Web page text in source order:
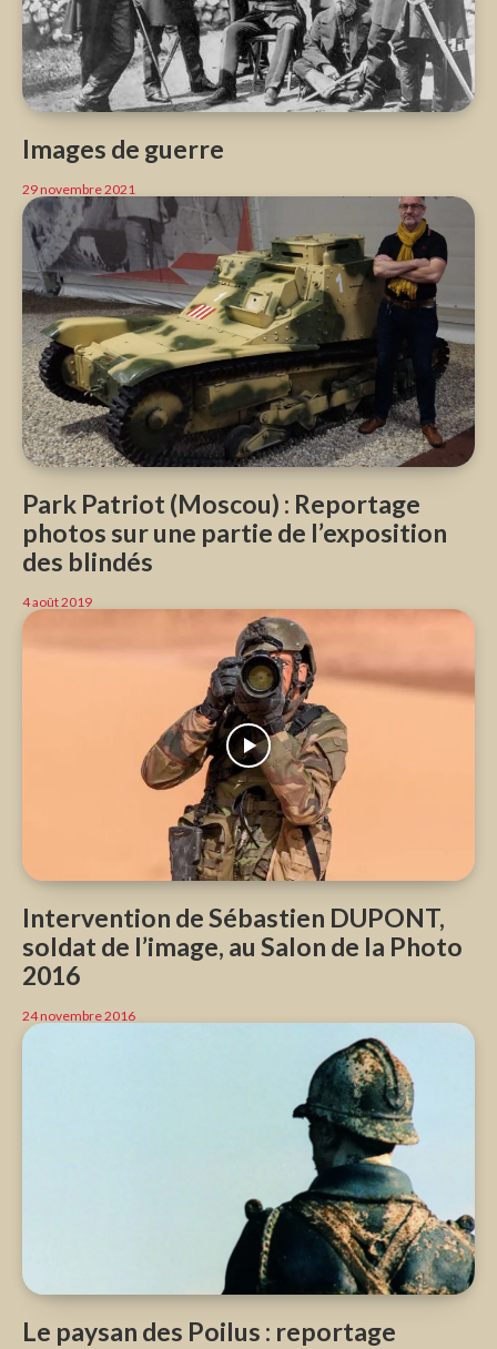
Images de guerre
29 novembre 2021
Park Patriot (Moscou) : Reportage
photos sur une partie de l’exposition
des blindés
4 août 2019
Intervention de Sébastien DUPONT,
soldat de l’image, au Salon de la Photo
2016
24 novembre 2016
Le paysan des Poilus : reportage